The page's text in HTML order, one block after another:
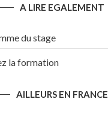
A LIRE EGALEMENT
du stage
la formation
AILLEURS EN FRANCE